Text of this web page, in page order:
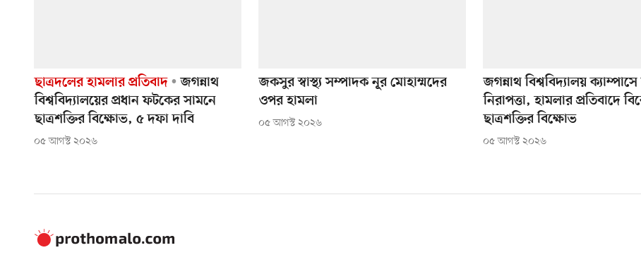
ছাত্রদলের হামলার প্রতিবাদ
জগন্নাথ
বিশ্ববিদ্যালয়ের প্রধান ফটকের সামনে
ছাত্রশক্তির বিক্ষোভ, ৫ দফা দাবি
০৫ আগস্ট ২০২৬
জকসুর স্বাস্থ্য সম্পাদক নূর মোহাম্মদের
ওপর হামলা
০৫ আগস্ট ২০২৬
জগন্নাথ বিশ্ববিদ্যালয়
নিরাপত্তা, হামলার প্রতিবাদে
ছাত্রশক্তির বিক্ষোভ
০৫ আগস্ট ২০২৬